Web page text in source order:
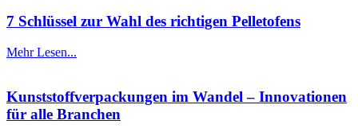
7 Schlüssel zur Wahl des richtigen Pelletofens
Mehr Lesen...
Kunststoffverpackungen im Wandel – Innovationen
für alle Branchen